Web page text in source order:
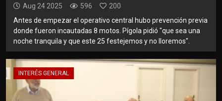
Aug 24 2025 596
200
Antes de empezar el operativo central hubo prevención previa
donde fueron incautadas 8 motos. Pígola pidió "que sea una
noche tranquila y que este 25 festejemos y no lloremos".
INTERÉS GENERAL